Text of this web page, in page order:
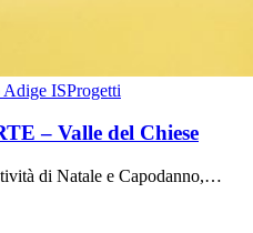
ISProgetti
– Valle del Chiese
di Natale e Capodanno,…